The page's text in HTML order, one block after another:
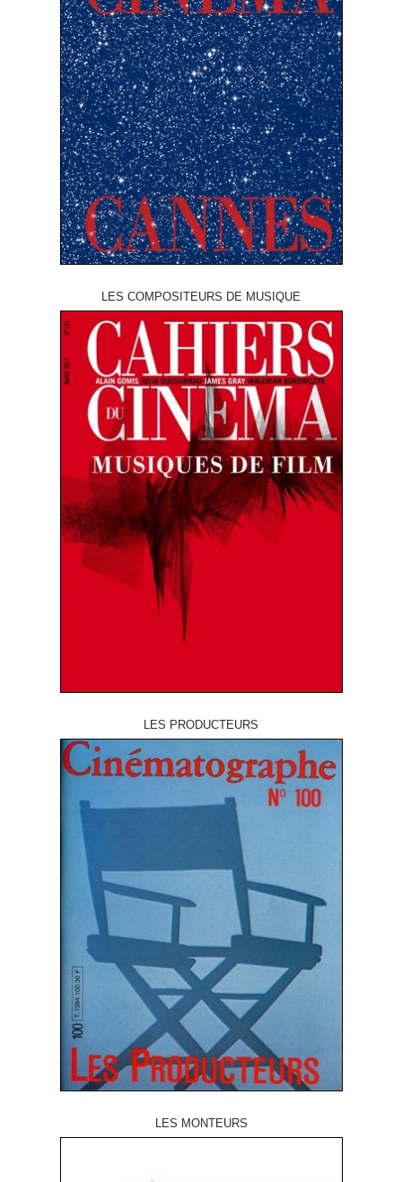
LES COMPOSITEURS DE MUSIQUE
LES PRODUCTEURS
LES MONTEURS